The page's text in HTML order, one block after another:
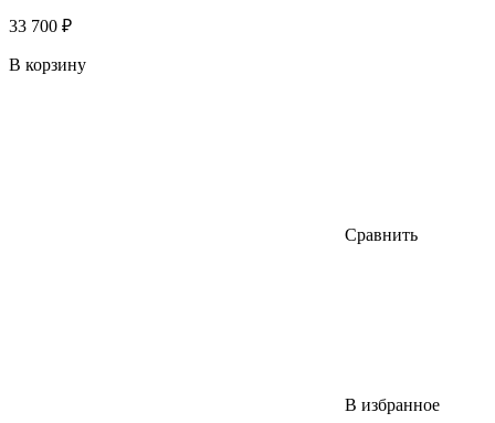
33 700 ₽
В корзину
Сравнить
В избранное